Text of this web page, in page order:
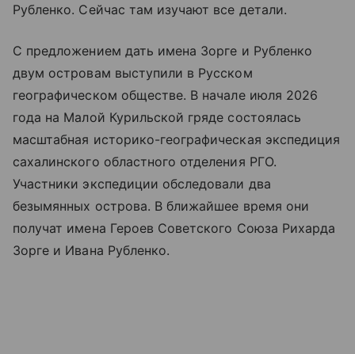
Рубленко. Сейчас там изучают все детали.
С предложением дать имена Зорге и Рубленко
двум островам выступили в Русском
географическом обществе. В начале июля 2026
года на Малой Курильской гряде состоялась
масштабная историко-географическая экспедиция
сахалинского областного отделения РГО.
Участники экспедиции обследовали два
безымянных острова. В ближайшее время они
получат имена Героев Советского Союза Рихарда
Зорге и Ивана Рубленко.